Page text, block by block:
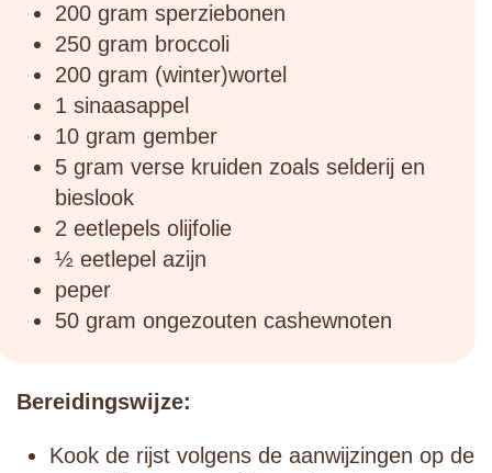
200 gram sperziebonen
250 gram broccoli
200 gram (winter)wortel
1 sinaasappel
10 gram gember
5 gram verse kruiden zoals selderij en
bieslook
2 eetlepels olijfolie
½ eetlepel azijn
peper
50 gram ongezouten cashewnoten
Bereidingswijze:
Kook de rijst volgens de aanwijzingen op de